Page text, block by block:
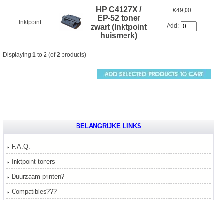
Inktpoint
HP C4127X /
EP-52 toner
zwart (Inktpoint
huismerk)
€49,00
Add:
Displaying 1 to 2 (of2 products)
BELANGRIJKE LINKS
F.A.Q.
Inktpoint toners
Duurzaam printen?
Compatibles???